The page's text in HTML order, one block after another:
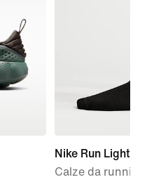
Nike Run
Calze da